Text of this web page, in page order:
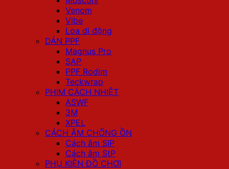
Venom
Vibe
Loa di động
DÁN PPF
Magnus Pro
SAP
PPF Rodim
Teckwrap
PHIM CÁCH NHIỆT
ASWF
3M
XPEL
CÁCH ÂM CHỐNG ỒN
Cách âm SIP
Cách âm StP
PHỤ KIỆN ĐỒ CHƠI